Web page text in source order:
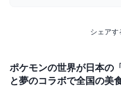
シェアす
ポケモンの世界が日本の
と夢のコラボで全国の美